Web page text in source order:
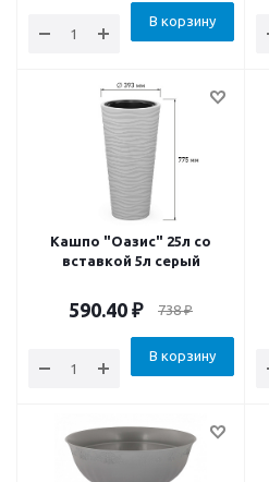
В корзину
Кашпо "Оазис" 25л со
вставкой 5л серый
590.40 ₽ 738₽
В корзину